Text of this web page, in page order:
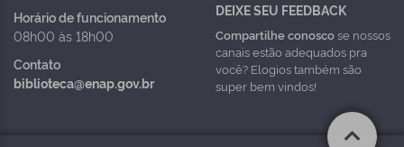
Horário de funcionamento
08h00 às 18h00
Contato
biblioteca@enap.gov.br
DEIXE SEU FEEDBACK
Compartilhe conoscose nossos
canais estão adequados pra
você? Elogios também são
super bem vindos!